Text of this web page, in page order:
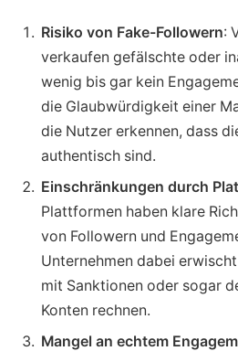
Risiko von Fake-Followern:
verkaufen gefälschte oder
wenig bis gar kein
die Glaubwürdigkeit einer
die Nutzer erkennen, dass
authentisch sind.
Einschränkungen durch
Plattformen haben klare
von Followern und
Unternehmen dabei
mit Sanktionen oder sogar
Konten rechnen.
Mangel an echtem